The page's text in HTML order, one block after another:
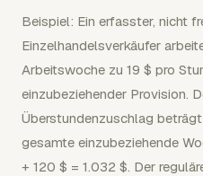
Beispiel: Ein erfasster, nicht
Einzelhandelsverkäufer
Arbeitswoche zu 19 $ pro
einzubeziehender Provision.
Überstundenzuschlag
gesamte einzubeziehende
+ 120 $ = 1.032 $. Der